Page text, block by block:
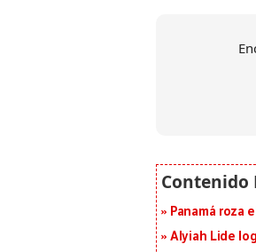
Panamá roza
Alyiah Lide